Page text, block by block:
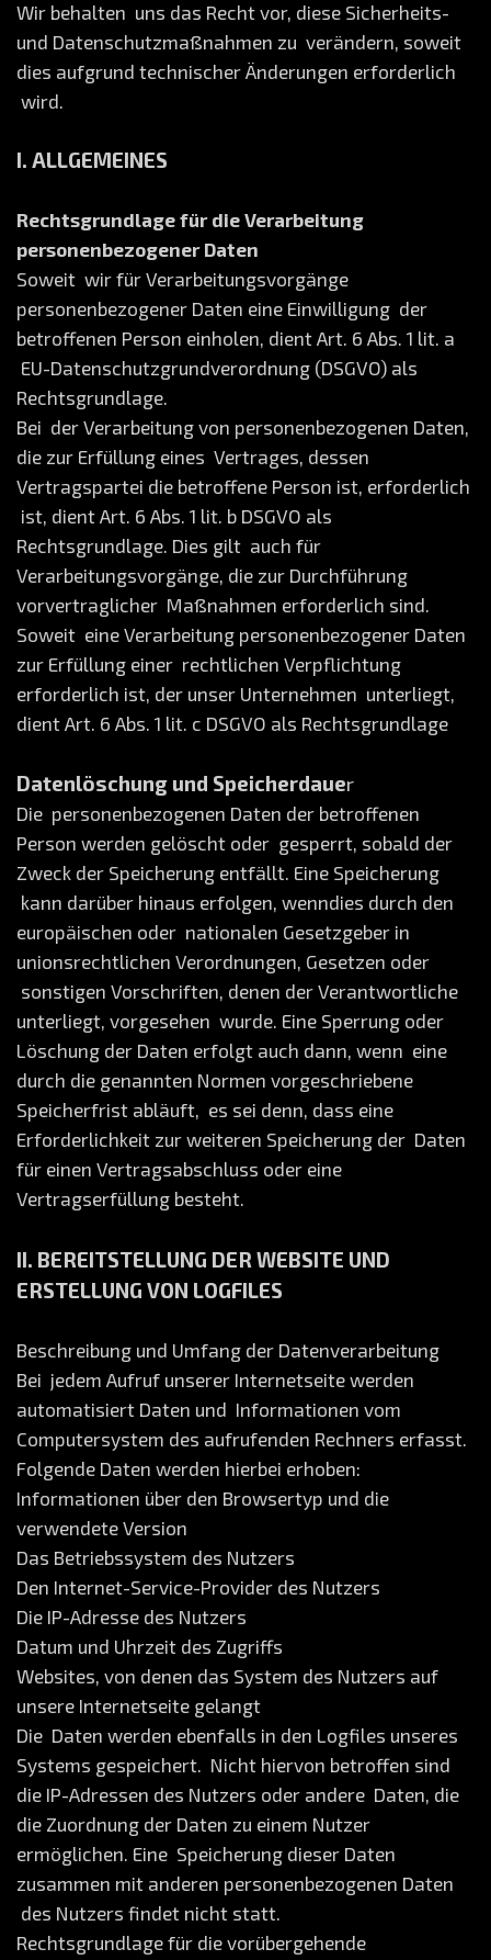
Wir behalten uns das Recht vor, diese Sicherheits-
und Datenschutzmaßnahmen zu verändern, soweit
dies aufgrund technischer Änderungen erforderlich
wird.
I. ALLGEMEINES
Rechtsgrundlage für die Verarbeitung
personenbezogener Daten
Soweit wir für Verarbeitungsvorgänge
personenbezogener Daten eine Einwilligung der
betroffenen Person einholen, dient Art. 6 Abs. 1 lit. a
EU-Datenschutzgrundverordnung (DSGVO) als
Rechtsgrundlage.
Bei der Verarbeitung von personenbezogenen Daten,
die zur Erfüllung eines Vertrages, dessen
Vertragspartei die betroffene Person ist, erforderlich
ist, dient Art. 6 Abs. 1 lit. b DSGVO als
Rechtsgrundlage. Dies gilt auch für
Verarbeitungsvorgänge, die zur Durchführung
vorvertraglicher Maßnahmen erforderlich sind.
Soweit eine Verarbeitung personenbezogener Daten
zur Erfüllung einer rechtlichen Verpflichtung
erforderlich ist, der unser Unternehmen unterliegt,
dient Art. 6 Abs. 1 lit. c DSGVO als Rechtsgrundlage
Datenlöschung und Speicherdauer
Die personenbezogenen Daten der betroffenen
Person werden gelöscht oder gesperrt, sobald der
Zweck der Speicherung entfällt. Eine Speicherung
kann darüber hinaus erfolgen, wenndies durch den
europäischen oder nationalen Gesetzgeber in
unionsrechtlichen Verordnungen, Gesetzen oder
sonstigen Vorschriften, denen der Verantwortliche
unterliegt, vorgesehen wurde. Eine Sperrung oder
Löschung der Daten erfolgt auch dann, wenn eine
durch die genannten Normen vorgeschriebene
Speicherfrist abläuft, es sei denn, dass eine
Erforderlichkeit zur weiteren Speicherung der Daten
für einen Vertragsabschluss oder eine
Vertragserfüllung besteht.
II. BEREITSTELLUNG DER WEBSITE UND
ERSTELLUNG VON LOGFILES
Beschreibung und Umfang der Datenverarbeitung
Bei jedem Aufruf unserer Internetseite werden
automatisiert Daten und Informationen vom
Computersystem des aufrufenden Rechners erfasst.
Folgende Daten werden hierbei erhoben:
Informationen über den Browsertyp und die
verwendete Version
Das Betriebssystem des Nutzers
Den Internet-Service-Provider des Nutzers
Die IP-Adresse des Nutzers
Datum und Uhrzeit des Zugriffs
Websites, von denen das System des Nutzers auf
unsere Internetseite gelangt
Die Daten werden ebenfalls in den Logfiles unseres
Systems gespeichert. Nicht hiervon betroffen sind
die IP-Adressen des Nutzers oder andere Daten, die
die Zuordnung der Daten zu einem Nutzer
ermöglichen. Eine Speicherung dieser Daten
zusammen mit anderen personenbezogenen Daten
des Nutzers findet nicht statt.
Rechtsgrundlage für die vorübergehende